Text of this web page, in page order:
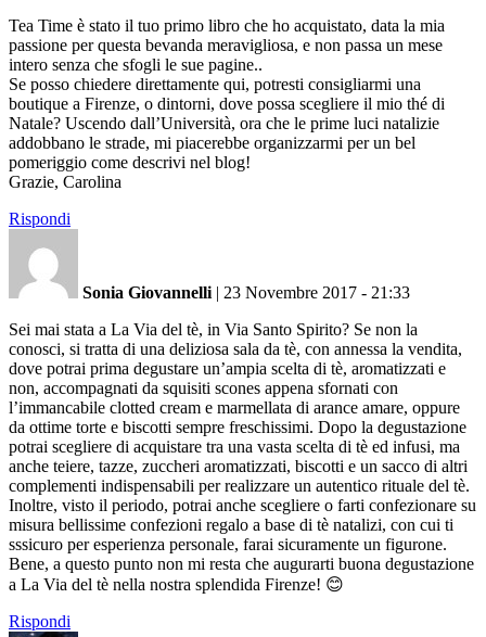
Tea Time è stato il tuo primo libro che ho acquistato, data la mia
passione per questa bevanda meravigliosa, e non passa un mese
intero senza che sfogli le sue pagine..
Se posso chiedere direttamente qui, potresti consigliarmi una
boutique a Firenze, o dintorni, dove possa scegliere il mio thé di
Natale? Uscendo dall’Università, ora che le prime luci natalizie
addobbano le strade, mi piacerebbe organizzarmi per un bel
pomeriggio come descrivi nel blog!
Grazie, Carolina
Rispondi
Sonia Giovannelli | 23 Novembre 2017 - 21:33
Sei mai stata a La Via del tè, in Via Santo Spirito? Se non la
conosci, si tratta di una deliziosa sala da tè, con annessa la vendita,
dove potrai prima degustare un’ampia scelta di tè, aromatizzati e
non, accompagnati da squisiti scones appena sfornati con
l’immancabile clotted cream e marmellata di arance amare, oppure
da ottime torte e biscotti sempre freschissimi. Dopo la degustazione
potrai scegliere di acquistare tra una vasta scelta di tè ed infusi, ma
anche teiere, tazze, zuccheri aromatizzati, biscotti e un sacco di altri
complementi indispensabili per realizzare un autentico rituale del tè.
Inoltre, visto il periodo, potrai anche scegliere o farti confezionare su
misura bellissime confezioni regalo a base di tè natalizi, con cui ti
sssicuro per esperienza personale, farai sicuramente un figurone.
Bene, a questo punto non mi resta che augurarti buona degustazione
a La Via del tè nella nostra splendida Firenze! 😊
Rispondi